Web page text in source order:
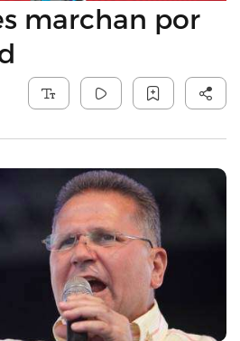
marchan por